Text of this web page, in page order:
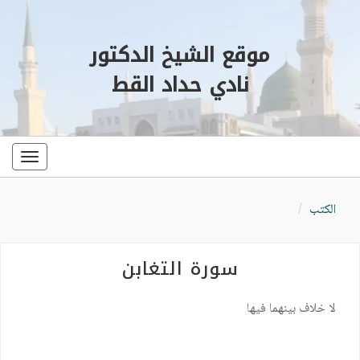
موقع الشيخ الدكتور
نادي حداد القط
الكتب
سورة التغابن
لا خلاف بينهما فيها